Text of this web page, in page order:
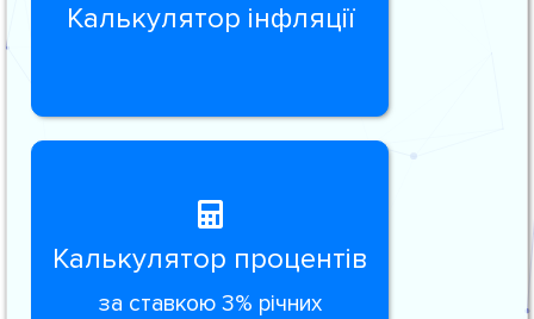
Калькулятор інфляції
Калькулятор процентів
за ставкою 3% річних